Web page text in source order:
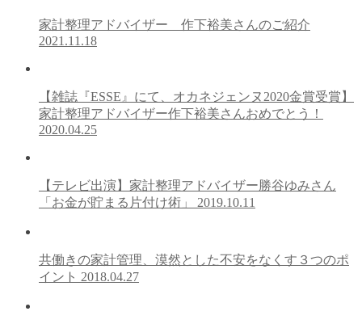
家計整理アドバイザー 作下裕美さんのご紹介
2021.11.18
【雑誌『ESSE』にて、オカネジェンヌ2020金賞受賞】
家計整理アドバイザー作下裕美さんおめでとう！
2020.04.25
【テレビ出演】家計整理アドバイザー勝谷ゆみさん
「お金が貯まる片付け術」 2019.10.11
共働きの家計管理、漠然とした不安をなくす３つのポ
イント 2018.04.27